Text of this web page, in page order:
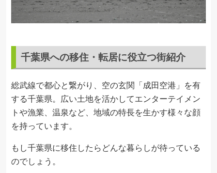
千葉県への移住・転居に役立つ街紹介
総武線で都心と繋がり、空の玄関「成田空港」を有
する千葉県。広い土地を活かしてエンターテイメン
トや漁業、温泉など、地域の特長を生かす様々な顔
を持っています。
もし千葉県に移住したらどんな暮らしが待っている
のでしょう。